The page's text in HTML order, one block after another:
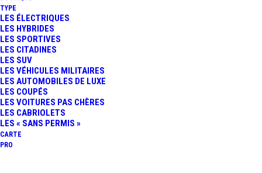
TYPE
LES ÉLECTRIQUES
LES HYBRIDES
LES SPORTIVES
LES CITADINES
LES SUV
LES VÉHICULES MILITAIRES
LES AUTOMOBILES DE LUXE
LES COUPÉS
LES VOITURES PAS CHÈRES
LES CABRIOLETS
LES « SANS PERMIS »
CARTE
PRO